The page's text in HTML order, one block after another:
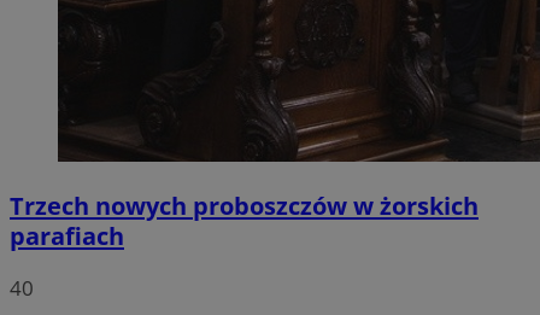
Trzech nowych proboszczów w żorskich
parafiach
40